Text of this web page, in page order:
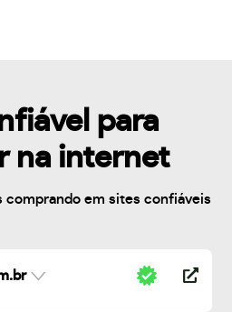
para
na internet
comprando em sites confiáveis